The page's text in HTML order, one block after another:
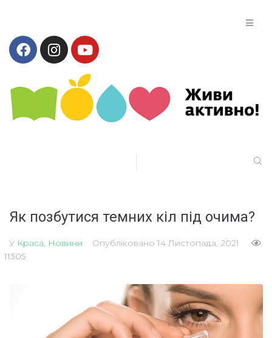
Як позбутися темних кіл під очима?
У Краса Новини Опубліковано 14 Листопада, 2021
11305